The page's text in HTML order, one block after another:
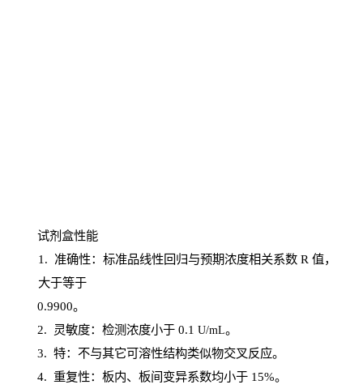
试剂盒性能
1 . 准确性：标准品线性回归与预期浓度相关系数 R 值，
大于等于
0.9900。
2. 灵敏度：检测浓度小于0.1 U/mL。
3. 特：不与其它可溶性结构类似物交叉反应。
4. 重复性：板内、板间变异系数均小于15%。